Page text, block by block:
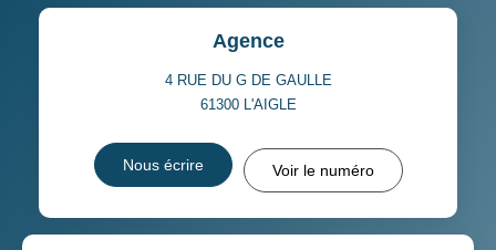
Agence
4 RUE DU G DE GAULLE
61300 L'AIGLE
Nous écrire Voir le numéro